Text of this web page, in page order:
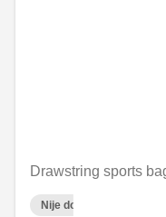
Drawstring sports
Nije dostupno on-line